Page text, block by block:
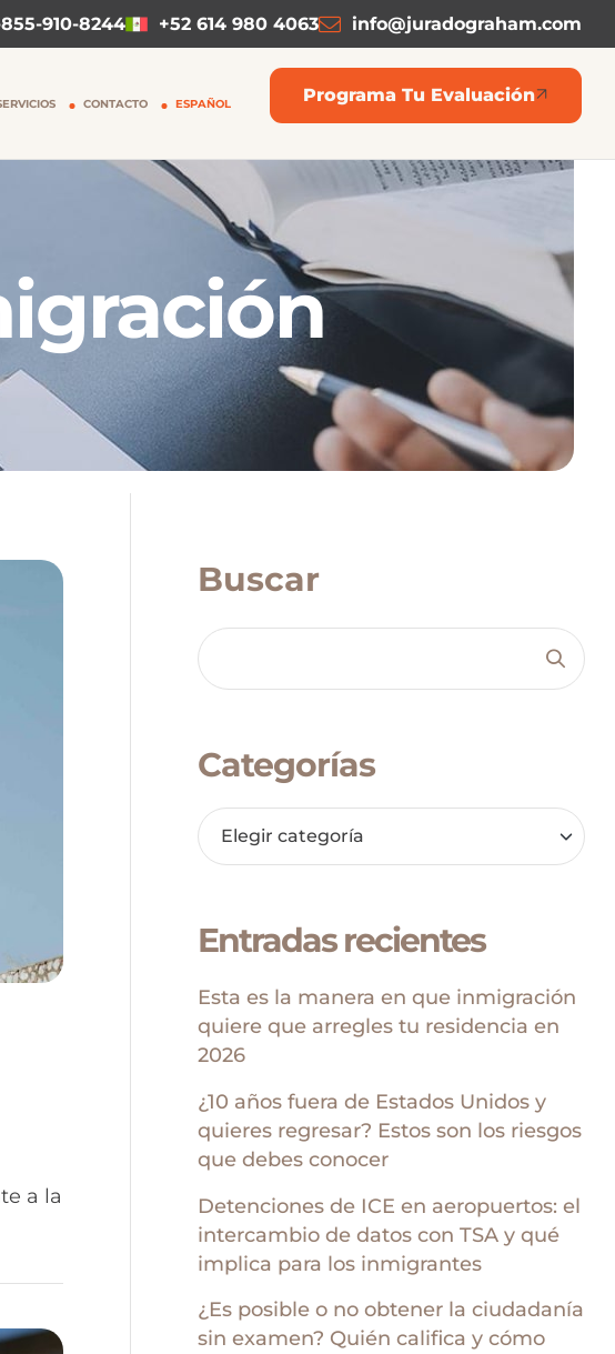
855-910-8244 +52 614 980 4063 info@juradograham.com
CONTACTO ESPAÑOL Programa Tu Evaluación
a la
Buscar
Categorías
Entradas recientes
Esta es la manera en que inmigración
quiere que arregles tu residencia en
2026
¿10 años fuera de Estados Unidos y
quieres regresar? Estos son los riesgos
que debes conocer
Detenciones de ICE en aeropuertos: el
intercambio de datos con TSA y qué
implica para los inmigrantes
¿Es posible o no obtener la ciudadanía
sin examen? Quién califica y cómo